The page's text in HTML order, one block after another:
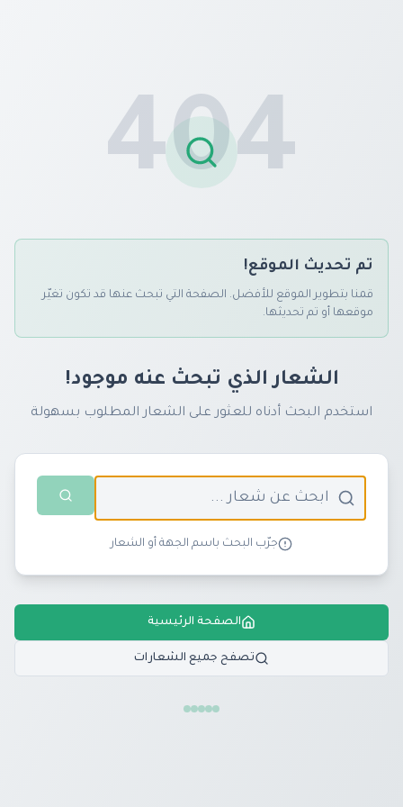
404
تم تحديث الموقع!
قمنا بتطوير الموقع للأفضل. الصفحة التي تبحث عنها قد تكون تغيّر
موقعها أو تم تحديثها.
الشعار الذي تبحث عنه موجود!
استخدم البحث أدناه للعثور على الشعار المطلوب بسهولة
جرّب البحث باسم الجهة أو الشعار
الصفحة الرئيسية
تصفح جميع الشعارات